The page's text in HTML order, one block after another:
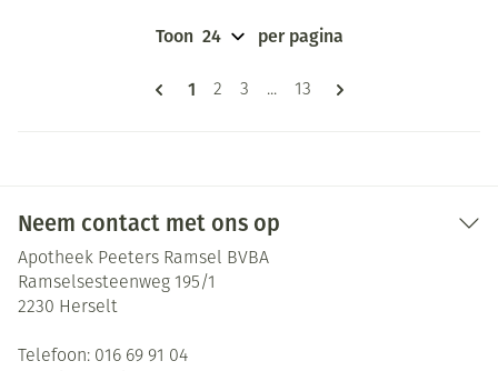
Pagina's
U lees momenteel pagina
1 Pagina
2 Pagina
3 ... Pagina
13
Toon per pagina
Neem contact met ons op
Apotheek Peeters Ramsel BVBA
Ramselsesteenweg 195/1
2230 Herselt
Telefoon: 016 69 91 04